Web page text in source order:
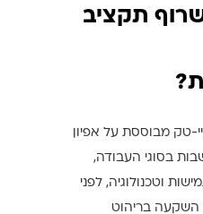
תקציב
טק מבוססת על אפיון
בסוגי העבודה,
וטכנולוגיה, לפני
השקעה בריהוט